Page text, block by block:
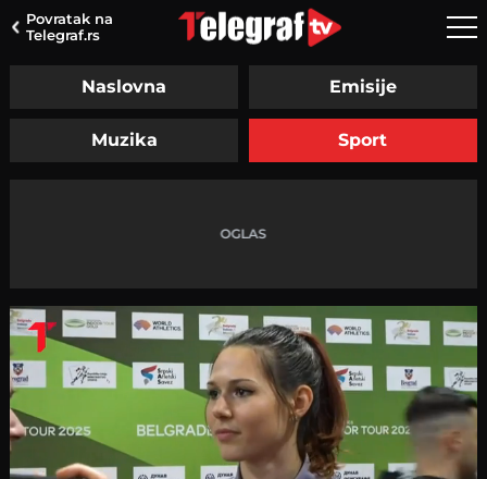
Povratak na
Telegraf.rs
Naslovna Emisije
Muzika Sport